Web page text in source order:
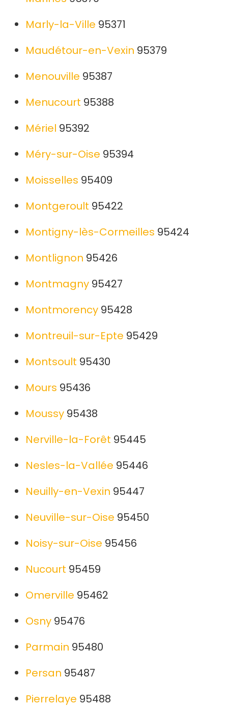
Marly-la-Ville 95371
Maudétour-en-Vexin 95379
Menouville 95387
Menucourt 95388
Mériel 95392
Méry-sur-Oise 95394
Moisselles 95409
Montgeroult 95422
Montigny-lès-Cormeilles 95424
Montlignon 95426
Montmagny 95427
Montmorency 95428
Montreuil-sur-Epte 95429
Montsoult 95430
Mours 95436
Moussy 95438
Nerville-la-Forêt 95445
Nesles-la-Vallée 95446
Neuilly-en-Vexin 95447
Neuville-sur-Oise 95450
Noisy-sur-Oise 95456
Nucourt 95459
Omerville 95462
Osny 95476
Parmain 95480
Persan 95487
Pierrelaye 95488